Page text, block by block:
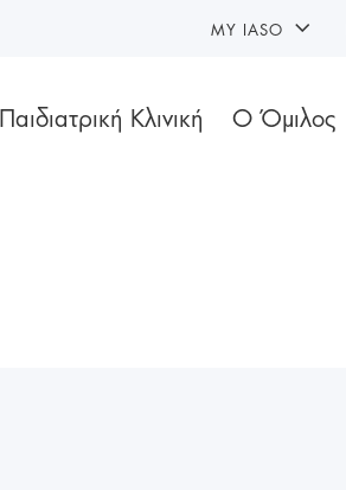
Παιδιατρική Κλινική Ο Όμιλος
MY IASO